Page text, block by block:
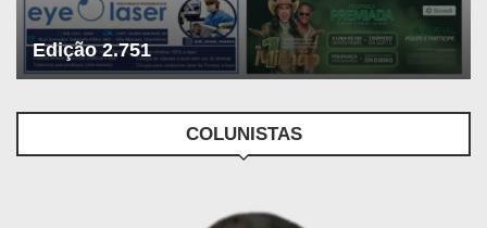
Edição 2.751
COLUNISTAS